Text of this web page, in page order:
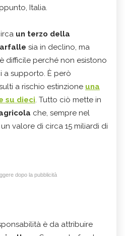
Italia.
un terzo della
sia in declino, ma
difficile perché non esistono
a supporto. È però
a rischio estinzione una
su dieci. Tutto ciò mette in
che, sempre nel
valore di circa 15 miliardi di
dopo la pubblicità
è da attribuire